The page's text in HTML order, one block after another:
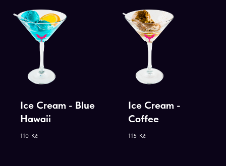
Ice Cream - Blue
Hawaii
110 Kč
Ice Cream -
Coffee
115 Kč